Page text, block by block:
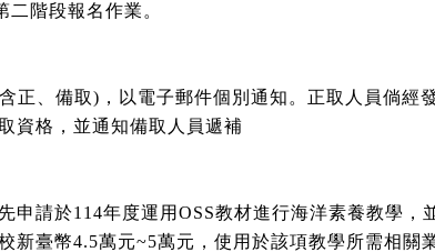
階段報名作業。
正、備取)，以電子郵件個別通知。正取人員倘
資格，並通知備取人員遞補
申請於114年度運用OSS教材進行海洋素養教學
新臺幣4.5萬元~5萬元，使用於該項教學所需相關